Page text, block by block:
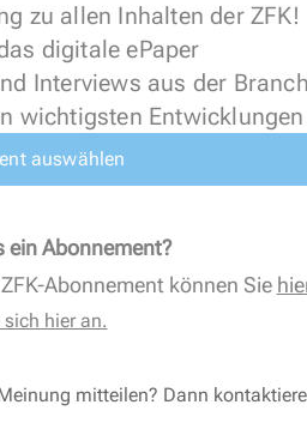
zu allen Inhalten der ZFK!
digitale ePaper
Interviews aus der
wichtigsten Entwicklungen
auswählen
ein Abonnement?
Abonnement können Sie
sich hier an.
mitteilen? Dann